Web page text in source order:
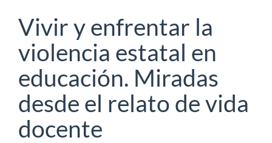
Vivir y enfrentar la
violencia estatal en
educación. Miradas
desde el relato de vida
docente